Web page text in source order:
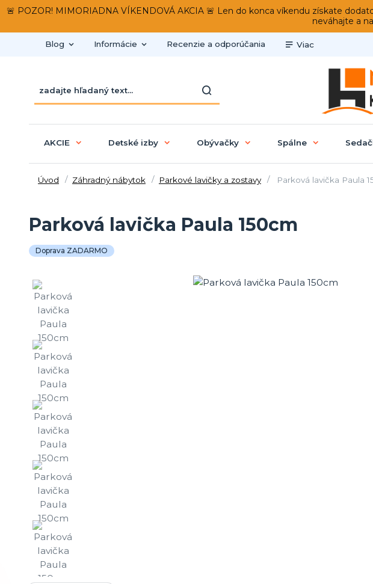
🚨 POZOR! MIMORIADNA VÍKENDOVÁ AKCIA 🚨 Len do konca víkendu získate
neváhajte a
Blog Informácie Recenzie a odporúčania Viac
AKCIE Detské izby Obývačky Spálne
Úvod Záhradný nábytok Parkové lavičky a zostavy Parková lavička Paula
Parková lavička Paula 150cm
Doprava ZADARMO